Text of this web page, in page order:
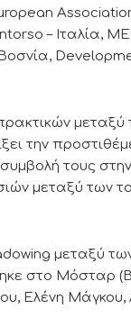
– Ιταλία,
μεταξύ
την
συμβολή τους
μεταξύ των
μεταξύ
στο Μόσταρ
Ελένη Μάγκου,